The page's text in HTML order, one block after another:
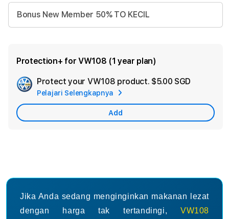
Bonus New Member 50% TO KECIL
Protection+ for VW108 (1 year plan)
Protect your VW108 product. $5.00 SGD
Pelajari Selengkapnya
Care
Add
Jika Anda sedang menginginkan makanan lezat
dengan harga tak tertandingi, VW108